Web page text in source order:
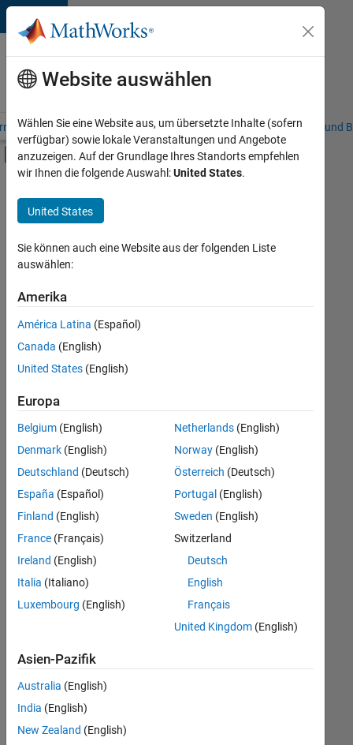
Weiter zum Inhalt
Karriere
bei
MathWorks
– Übersicht Stellensuche Niederlassungen Studierende und
Umschaltung für Off-Canvas-
Hauptinhalt
Information Technology
Commercial Sales
Education Sales
Inside Sales
Sales Operations
Marketing Communications
Finance and Operations
Human Resources
+7
Derzeit
es
keine
offenen
Stellen,
Ihren
Suchkriterien
entsprechen.
können
die
Suchkriterien
weiter
fassen
oder
alle
Stellenangebote
anzeigen .
noch
keine
offenen
Stellen
Website auswählen
Wählen Sie eine Website aus, um übersetzte Inhalte (sofern
verfügbar) sowie lokale Veranstaltungen und Angebote
anzuzeigen. Auf der Grundlage Ihres Standorts empfehlen
wir Ihnen die folgende Auswahl:United States.
United States
Sie können auch eine Website aus der folgenden Liste
auswählen:
Amerika
América Latina (Español)
Canada (English)
United States (English)
Europa
Belgium (English)
Denmark (English)
Deutschland (Deutsch)
España (Español)
Finland (English)
France (Français)
Ireland (English)
Italia (Italiano)
Luxembourg (English)
Netherlands(English)
Norway(English)
Österreich (Deutsch)
Portugal (English)
Sweden (English)
Switzerland
Deutsch
English
Français
United Kingdom(English)
Asien-Pazifik
Australia (English)
India (English)
New Zealand (English)